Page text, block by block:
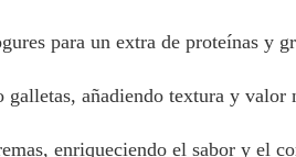
para un extra de proteínas y
galletas, añadiendo textura y valor
enriqueciendo el sabor y el